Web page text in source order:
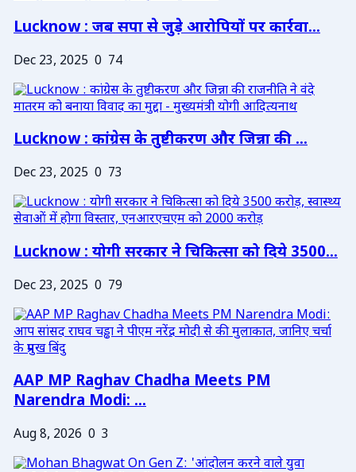
Lucknow : जब सपा से जुड़े आरोपियों पर कार्रवा...
Dec 23, 2025 0 74
Lucknow : कांग्रेस के तुष्टीकरण और जिन्ना की ...
Dec 23, 2025 0 73
Lucknow : योगी सरकार ने चिकित्सा को दिये 3500...
Dec 23, 2025 0 79
AAP MP Raghav Chadha Meets PM
Narendra Modi: ...
Aug 8, 2026 0 3